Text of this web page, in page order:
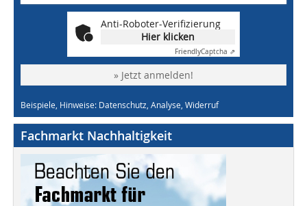
Anti-Roboter-Verifizierung
Hier klicken
FriendlyCaptcha ⇗
» Jetzt anmelden!
Beispiele, Hinweise: Datenschutz, Analyse, Widerruf
Fachmarkt Nachhaltigkeit